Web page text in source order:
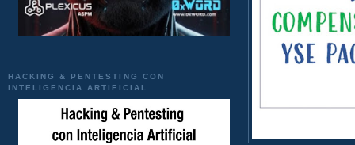
HACKING & PENTESTING CON
INTELIGENCIA ARTIFICIAL